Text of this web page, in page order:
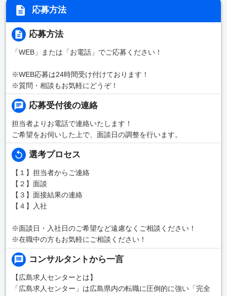
応募方法
応募方法
「WEB」または「お電話」でご応募ください！
※WEB応募は24時間受け付けております！
※質問・相談もお気軽にどうぞ！
応募受付後の連絡
担当者よりお電話で連絡いたします！
ご希望をお伺いした上で、面談日の調整を行います。
選考プロセス
【１】担当者からご連絡
【２】面談
【３】面接結果の連絡
【４】入社
※面談日・入社日のご希望など遠慮なくご相談ください！
※在職中の方もお気軽にご相談ください！
コンサルタントから一言
【広島求人センターとは】
「広島求人センター」は広島県内の転職に圧倒的に強い「完全